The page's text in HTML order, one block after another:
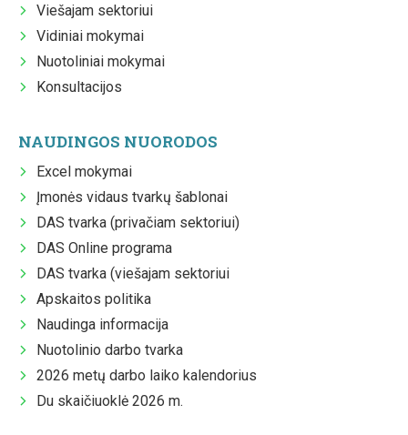
Viešajam sektoriui
Vidiniai mokymai
Nuotoliniai mokymai
Konsultacijos
NAUDINGOS NUORODOS
Excel mokymai
Įmonės vidaus tvarkų šablonai
DAS tvarka (privačiam sektoriui)
DAS Online programa
DAS tvarka (viešajam sektoriui
Apskaitos politika
Naudinga informacija
Nuotolinio darbo tvarka
2026 metų darbo laiko kalendorius
Du skaičiuoklė 2026 m.